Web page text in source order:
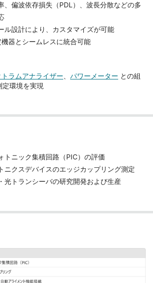
、偏波依存損失（PDL）、波長分散などの多
ル設計により、カスタマイズが可能
機器とシームレスに統合可能
ラムアナライザー パワーメーター との組
環境を実現
トニック集積回路（PIC）の評価
ニクスデバイスのエッジカップリング測定
光トランシーバの研究開発および生産